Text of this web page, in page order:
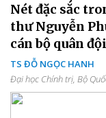
Nét đặc sắc
thư Nguyễn
cán bộ quân
TS ĐỖ NGỌC HANH
Đại học Chính trị, Bộ